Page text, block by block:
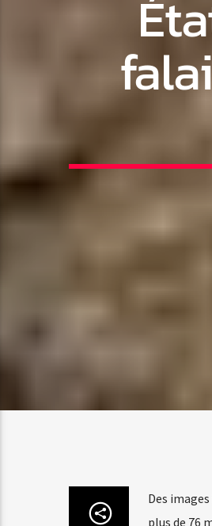
Des
plus de 76